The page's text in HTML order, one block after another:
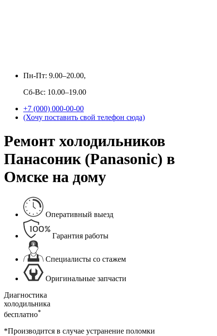
Пн-Пт: 9.00–20.00,
Сб-Вс: 10.00–19.00
+7 (000) 000-00-00
(Хочу поставить свой телефон сюда)
Ремонт холодильников
Панасоник (Panasonic) в
Омске на дому
Оперативный выезд
Гарантия работы
Специалисты со стажем
Оригинальные запчасти
Диагностика
холодильника
бесплатно*
*Производится в случае устранение поломки